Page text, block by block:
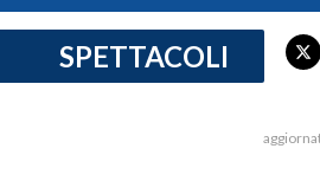
CRONACA SARDEGNA
SPETTACOLI